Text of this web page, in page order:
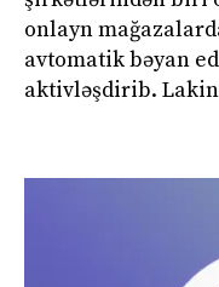
onlayn mağazalardan sifariş edilən
avtomatik bəyan
aktivləşdirib.